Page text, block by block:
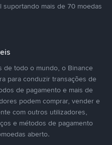
mais de 70 moedas
de todo o mundo, o Binance
para conduzir transações de
de pagamento e mais de
podem comprar, vender e
com outros utilizadores,
e métodos de pagamento
aberto.